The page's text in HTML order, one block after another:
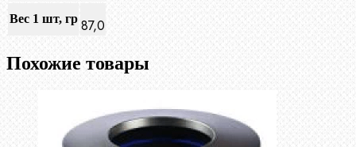
Вес 1 шт, гр 87,0
Похожие товары